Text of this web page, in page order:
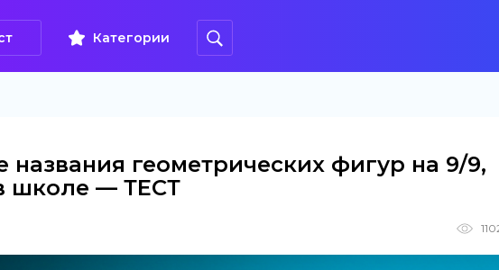
Категории
названия геометрических фигур на 9/9,
школе — ТЕСТ